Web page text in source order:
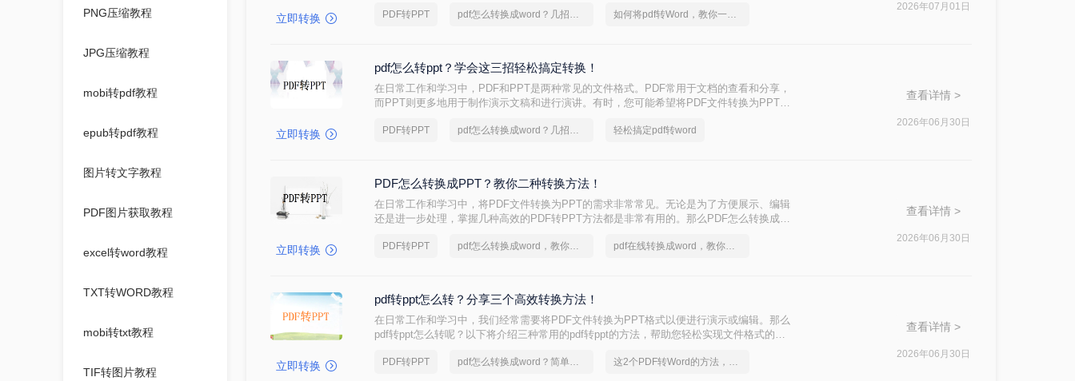
PNG压缩教程
JPG压缩教程
mobi转pdf教程
epub转pdf教程
图片转文字教程
PDF图片获取教程
excel转word教程
TXT转WORD教程
mobi转txt教程
TIF转图片教程
立即转换 PDF转PPT pdf怎么转换成word？几招轻松搞定 如何将pdf转Word，教你一招搞定
2026年07月01日
立即转换
pdf怎么转ppt？学会这三招轻松搞定转换！
在日常工作和学习中，PDF和PPT是两种常见的文件格式。PDF常用于文档的查看和分享，
而PPT则更多地用于制作演示文稿和进行演讲。有时，您可能希望将PDF文件转换为PPT格
的方法：使用专业的PDF转PPT软件、利用在线转换工具，以及手动复制粘贴内容。
PDF转PPT pdf怎么转换成word？几招轻松搞定 轻松搞定pdf转word
查看详情 >
2026年06月30日
立即转换
PDF怎么转换成PPT？教你二种转换方法！
在日常工作和学习中，将PDF文件转换为PPT的需求非常常见。无论是为了方便展示、编辑
还是进一步处理，掌握几种高效的PDF转PPT方法都是非常有用的。那么PDF怎么转换成
PDF转PPT pdf怎么转换成word，教你一个方法 pdf在线转换成word，教你一个方法
查看详情 >
2026年06月30日
立即转换
pdf转ppt怎么转？分享三个高效转换方法！
在日常工作和学习中，我们经常需要将PDF文件转换为PPT格式以便进行演示或编辑。那么
pdf转ppt怎么转呢？以下将介绍三种常用的pdf转ppt的方法，帮助您轻松实现文件格式的转
PDF转PPT pdf怎么转换成word？简单高效的恢复方法 这2个PDF转Word的方法，高效率转换，排版不乱码！
查看详情 >
2026年06月30日